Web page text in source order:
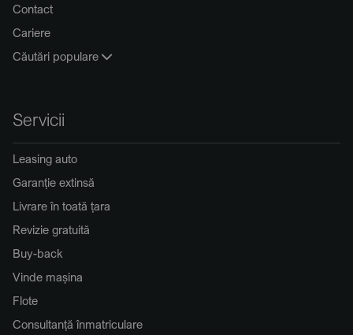
Contact
Cariere
Căutări populare
Servicii
Leasing auto
Garanție extinsă
Livrare în toată țara
Revizie gratuită
Buy-back
Vinde mașina
Flote
Consultanță înmatriculare